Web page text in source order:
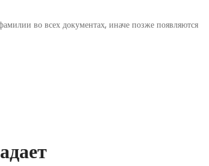
во всех документах, иначе позже появляются